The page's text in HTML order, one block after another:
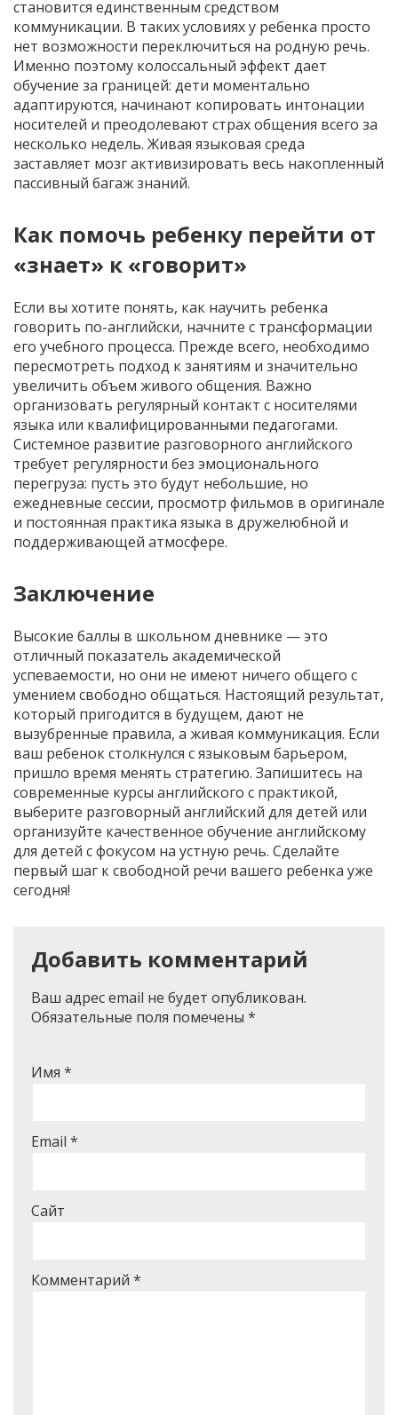
становится единственным средством
коммуникации. В таких условиях у ребенка просто
нет возможности переключиться на родную речь.
Именно поэтому колоссальный эффект дает
обучение за границей: дети моментально
адаптируются, начинают копировать интонации
носителей и преодолевают страх общения всего за
несколько недель. Живая языковая среда
заставляет мозг активизировать весь накопленный
пассивный багаж знаний.
Как помочь ребенку перейти от
«знает» к «говорит»
Если вы хотите понять, как научить ребенка
говорить по-английски, начните с трансформации
его учебного процесса. Прежде всего, необходимо
пересмотреть подход к занятиям и значительно
увеличить объем живого общения. Важно
организовать регулярный контакт с носителями
языка или квалифицированными педагогами.
Системное развитие разговорного английского
требует регулярности без эмоционального
перегруза: пусть это будут небольшие, но
ежедневные сессии, просмотр фильмов в оригинале
и постоянная практика языка в дружелюбной и
поддерживающей атмосфере.
Заключение
Высокие баллы в школьном дневнике — это
отличный показатель академической
успеваемости, но они не имеют ничего общего с
умением свободно общаться. Настоящий результат,
который пригодится в будущем, дают не
вызубренные правила, а живая коммуникация. Если
ваш ребенок столкнулся с языковым барьером,
пришло время менять стратегию. Запишитесь на
современные курсы английского с практикой,
выберите разговорный английский для детей или
организуйте качественное обучение английскому
для детей с фокусом на устную речь. Сделайте
первый шаг к свободной речи вашего ребенка уже
сегодня!
Добавить комментарий
Ваш адрес email не будет опубликован.
Обязательные поля помечены *
Имя *
Email *
Сайт
Комментарий *